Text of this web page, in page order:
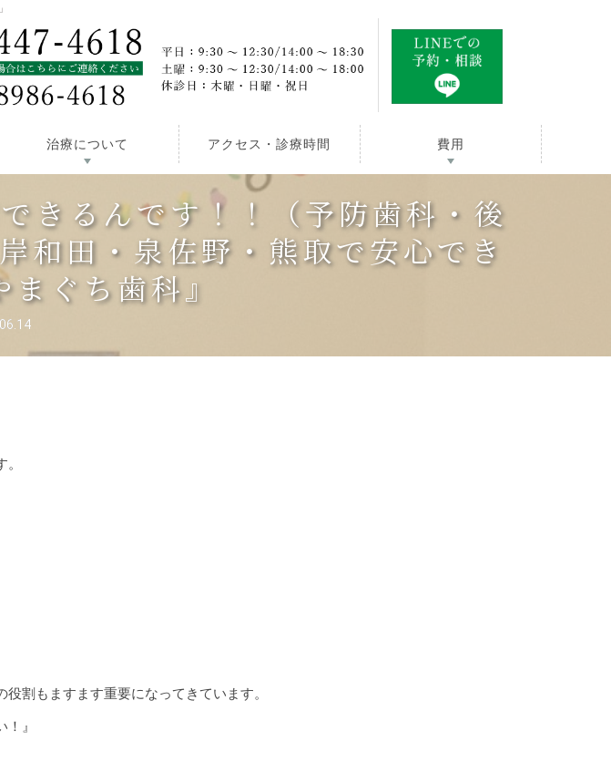
治療について アクセス・診療時間 費用
きるんです！！（予防歯科・後
和田・泉佐野・熊取で安心でき
ぐち歯科』
割もますます重要になってきています。
』